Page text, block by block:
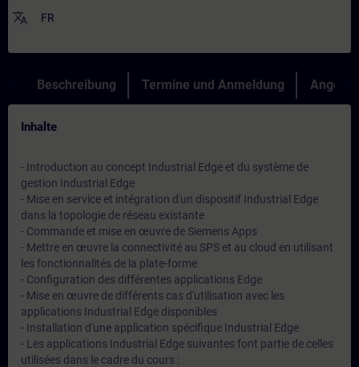
translate FR
Beschreibung Termine und Anmeldung Angebot
Inhalte
- Introduction au concept Industrial Edge et du système de
gestion Industrial Edge
- Mise en service et intégration d'un dispositif Industrial Edge
dans la topologie de réseau existante
- Commande et mise en œuvre de Siemens Apps
- Mettre en œuvre la connectivité au SPS et au cloud en utilisant
les fonctionnalités de la plate-forme
- Configuration des différentes applications Edge
- Mise en œuvre de différents cas d'utilisation avec les
applications Industrial Edge disponibles
- Installation d'une application spécifique Industrial Edge
- Les applications Industrial Edge suivantes font partie de celles
utilisées dans le cadre du cours :